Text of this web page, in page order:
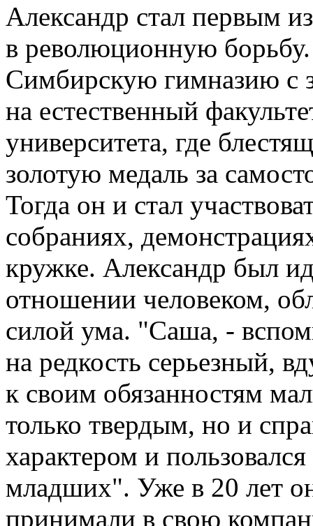
Александр стал первым
в революционную
Симбирскую гимназию с
на естественный
университета, где
золотую медаль за
Тогда он и стал
собраниях,
кружке. Александр был
отношении человеком,
силой ума. "Саша, -
на редкость серьезный,
к своим обязанностям
только твердым, но и
характером и
младших". Уже в 20 лет
принимали в свою